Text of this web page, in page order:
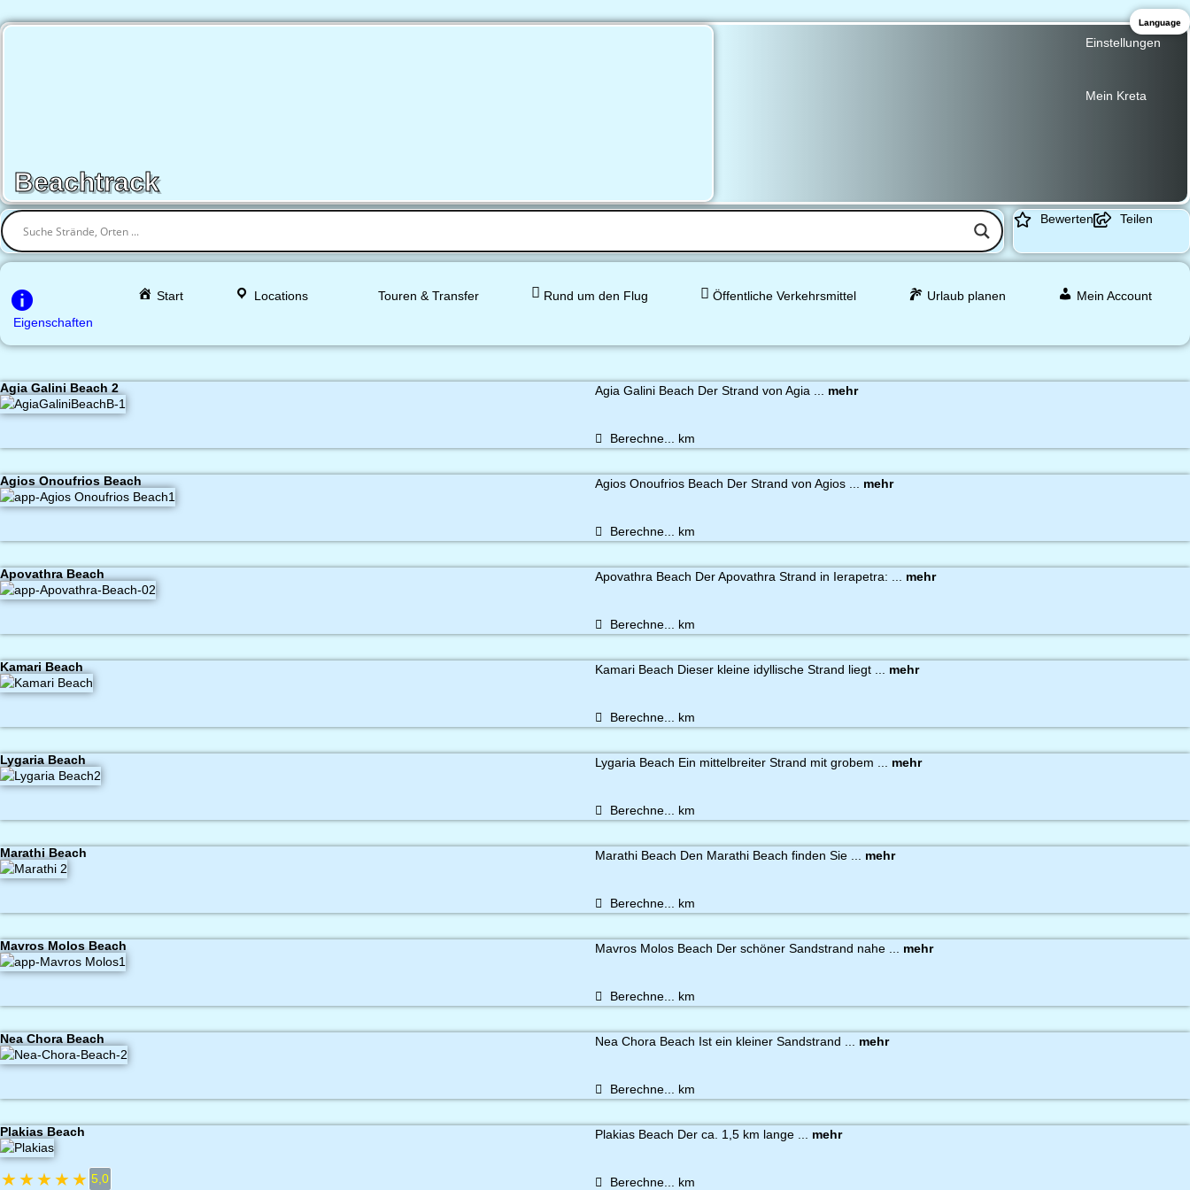
Einstellungen
Mein Kreta
Beachtrack
Bewerten Teilen
Eigenschaften
Start Locations Touren & Transfer Rund um den Flug Öffentliche Verkehrsmittel Urlaub planen Mein Account
Agia Galini Beach 2 Agia Galini Beach Der Strand von Agia ... mehr
Berechne... km
Agios Onoufrios Beach Agios Onoufrios Beach Der Strand von Agios ... mehr
Berechne... km
Apovathra Beach Apovathra Beach Der Apovathra Strand in Ierapetra: ... mehr
Berechne... km
Kamari Beach Kamari Beach Dieser kleine idyllische Strand liegt ... mehr
Berechne... km
Lygaria Beach Lygaria Beach Ein mittelbreiter Strand mit grobem ... mehr
Berechne... km
Marathi Beach Marathi Beach Den Marathi Beach finden Sie ... mehr
Berechne... km
Mavros Molos Beach Mavros Molos Beach Der schöner Sandstrand nahe ... mehr
Berechne... km
Nea Chora Beach Nea Chora Beach Ist ein kleiner Sandstrand ... mehr
Berechne... km
Plakias Beach
★★★★★ 5,0
Plakias Beach Der ca. 1,5 km lange ... mehr
Berechne... km
Language